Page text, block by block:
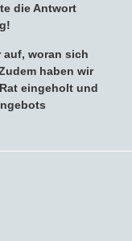
die Antwort
auf, woran sich
haben wir
eingeholt und